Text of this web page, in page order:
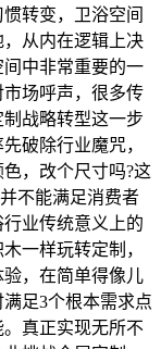
转变，卫浴空间
从内在逻辑上决
中非常重要的一
场呼声，很多传
战略转型这一步
破除行业魔咒，
，改个尺寸吗?这
不能满足消费者
业传统意义上的
一样玩转定制，
，在简单得像儿
足3个根本需求点
真正实现无所不